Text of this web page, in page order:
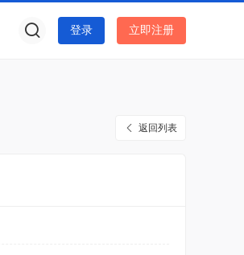
登录 立即注册
返回列表